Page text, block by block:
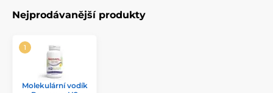
a jako taková má schopnost se ihned navazovat s dalšími
mohou tělu škodit. Vzniká tak tekutina, kterou naše tělo
prostřednictvím vylučovacích orgánů odvádí z organismu
ven. Unikátní vlastnost molekul vodíku spočívá v tom, že
vzhledem k jejich velikosti jsou schopny pronikat bez
jakýchkoliv zábran do jednotlivých částí organismu, kde
Nejprodávanější produkty
Molekulární vodík